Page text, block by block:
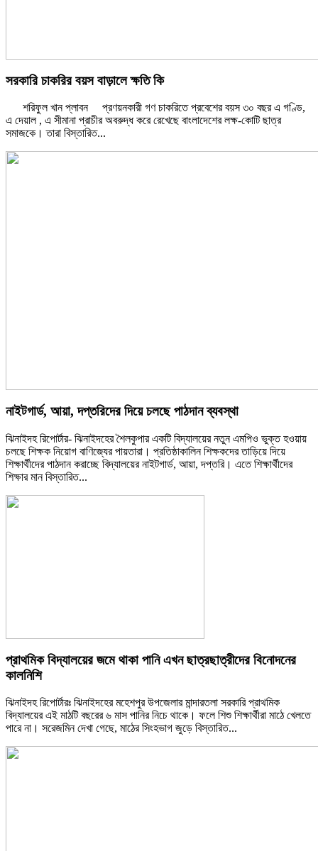
সরকারি চাকরির বয়স বাড়ালে ক্ষতি কি
শরিফুল খান প্লাবন প্রণয়নকারী গণ চাকরিতে প্রবেশের বয়স ৩০ বছর এ গণ্ডি,
এ দেয়াল , এ সীমানা প্রাচীর অবরুদ্ধ করে রেখেছে বাংলাদেশের লক্ষ-কোটি ছাত্র
সমাজকে। তারা বিস্তারিত...
নাইটগার্ড, আয়া, দপ্তরিদের দিয়ে চলছে পাঠদান ব্যবস্থা
ঝিনাইদহ রিপোর্টার- ঝিনাইদহের শৈলকুপার একটি বিদ্যালয়ের নতুন এমপিও ভুক্ত হওয়ায়
চলছে শিক্ষক নিয়োগ বাণিজ্যের পায়তারা। প্রতিষ্ঠাকালিন শিক্ষকদের তাড়িয়ে দিয়ে
শিক্ষার্থীদের পাঠদান করাচ্ছে বিদ্যালয়ের নাইটগার্ড, আয়া, দপ্তরি। এতে শিক্ষার্থীদের
শিক্ষার মানবিস্তারিত...
প্রাথমিক বিদ্যালয়ের জমে থাকা পানি এখন ছাত্রছাত্রীদের বিনোদনের
কালনিশি
ঝিনাইদহ রিপোর্টারঃ ঝিনাইদহের মহেশপুর উপজেলার মান্দারতলা সরকারি প্রাথমিক
বিদ্যালয়ের এই মাঠটি বছরের ৬ মাস পানির নিচে থাকে। ফলে শিশু শিক্ষার্থীরা মাঠে খেলতে
পারে না। সরেজমিন দেখা গেছে, মাঠের সিংহভাগ জুড়ে বিস্তারিত...